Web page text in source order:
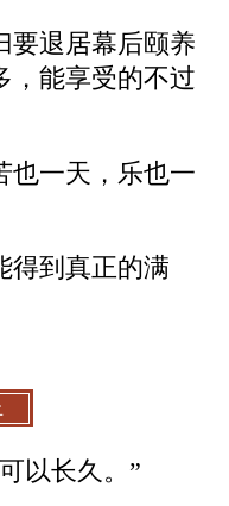
要退居幕后颐养
，能享受的不过
也一天，乐也一
得到真正的满
以长久。”